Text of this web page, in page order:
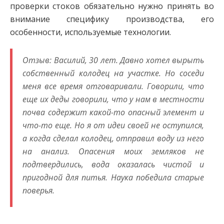
проверки стоков обязательно нужно принять во
внимание специфику производства, его
особенности, используемые технологии.
Отзыв: Василий, 30 лет. Давно хотел вырыть
собственный колодец на участке. Но соседи
меня все время отговаривали. Говорили, что
еще их деды говорили, что у нам в местности
почва содержит какой-то опасный элемент и
что-то еще. Но я от идеи своей не оступился,
а когда сделал колодец, отправил воду из него
на анализ. Опасения моих земляков не
подтвердились, вода оказалась чистой и
пригодной для питья. Наука победила старые
поверья.